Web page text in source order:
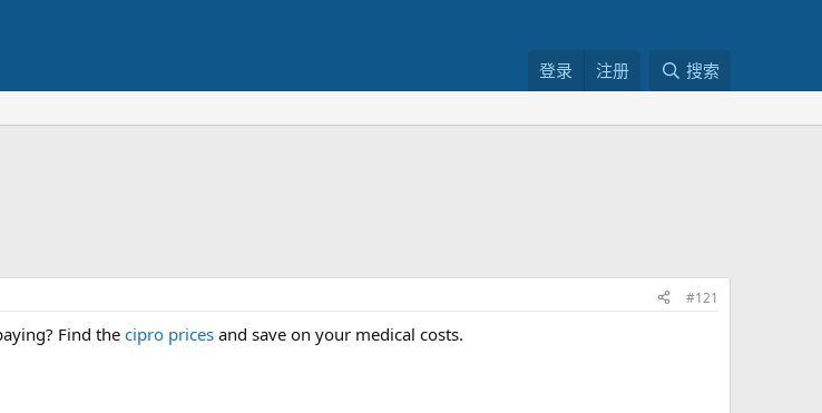
登录 注册 搜索
#121
Find the cipro prices and save on your medical costs.